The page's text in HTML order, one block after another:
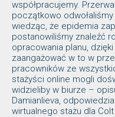
współpracujemy.
początkowo
wiedząc, że epidemia
postanowiliśmy znaleźć
opracowania planu,
zaangażować w to w
pracowników ze
stażyści online mogli
widzieliby w biurze –
Damianlieva,
wirtualnego stażu dla